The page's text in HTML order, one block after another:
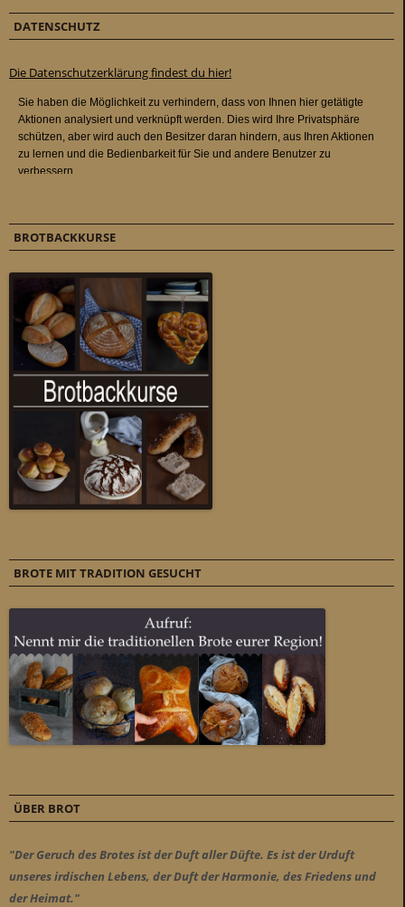
DATENSCHUTZ
Die Datenschutzerklärung findest du hier!
BROTBACKKURSE
BROTE MIT TRADITION GESUCHT
ÜBER BROT
"Der Geruch des Brotes ist der Duft aller Düfte. Es ist der Urduft
unseres irdischen Lebens, der Duft der Harmonie, des Friedens und
der Heimat."